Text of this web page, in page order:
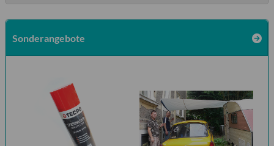
Sonderangebote